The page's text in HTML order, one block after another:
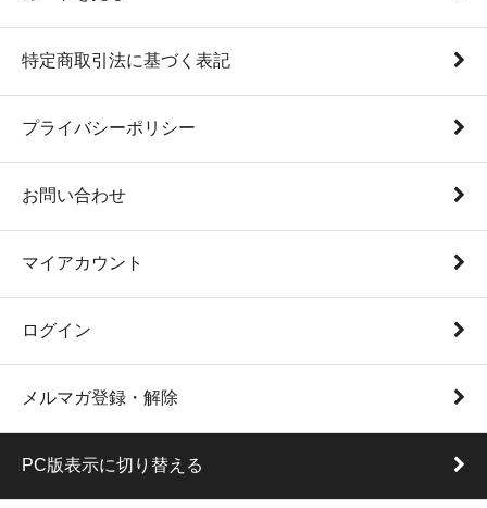
特定商取引法に基づく表記
プライバシーポリシー
お問い合わせ
マイアカウント
ログイン
メルマガ登録・解除
PC版表示に切り替える